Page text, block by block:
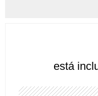
está